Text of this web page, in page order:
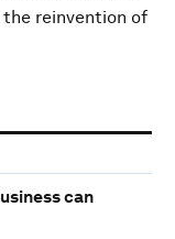
reinvention of
can